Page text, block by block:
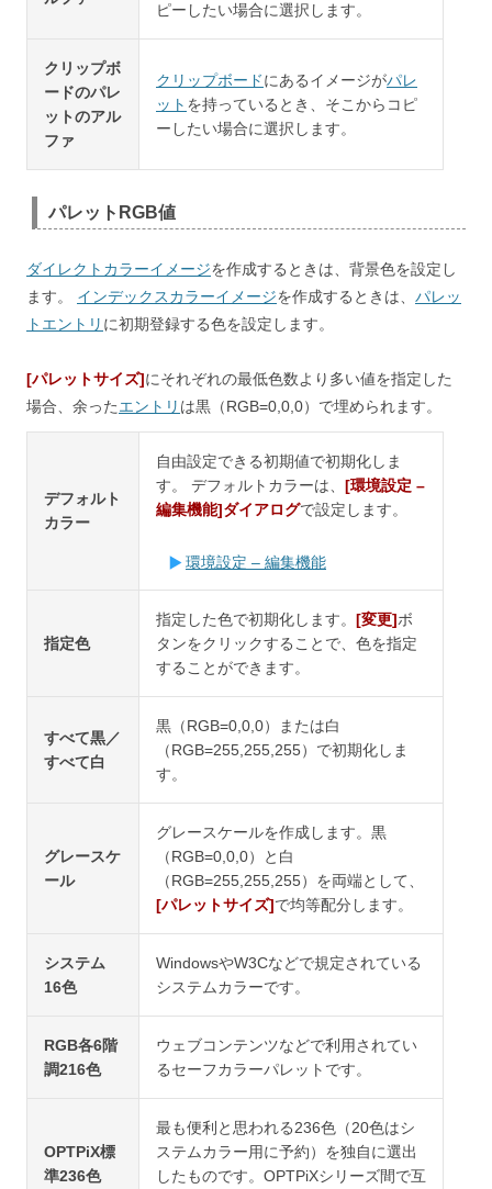
ピーしたい場合に選択します。
クリップボ
ードのパレ
ットのアル
ファ
クリップボードにあるイメージがパレ
ット を持っているとき、そこからコピ
ーしたい場合に選択します。
パレットRGB値
ダイレクトカラーイメージを作成するときは、背景色を設定し
ます。 インデックスカラーイメージを作成するときは、 パレッ
トエントリ に初期登録する色を設定します。
[パレットサイズ]にそれぞれの最低色数より多い値を指定した
場合、余ったエントリ は黒（RGB=0,0,0）で埋められます。
デフォルト
カラー
自由設定できる初期値で初期化しま
す。 デフォルトカラーは、 [環境設定 –
編集機能]ダイアログで設定します。
環境設定 – 編集機能
指定色
指定した色で初期化します。 [変更]ボ
タンをクリックすることで、色を指定
することができます。
すべて黒／
すべて白
黒（RGB=0,0,0）または白
（RGB=255,255,255）で初期化しま
す。
グレースケ
ール
グレースケールを作成します。黒
（RGB=0,0,0）と白
（RGB=255,255,255）を両端として、
[パレットサイズ]で均等配分します。
システム
16色
WindowsやW3Cなどで規定されている
システムカラーです。
RGB各6階
調216色
ウェブコンテンツなどで利用されてい
るセーフカラーパレットです。
OPTPiX標
準236色
最も便利と思われる236色（20色はシ
ステムカラー用に予約）を独自に選出
したものです。OPTPiXシリーズ間で互